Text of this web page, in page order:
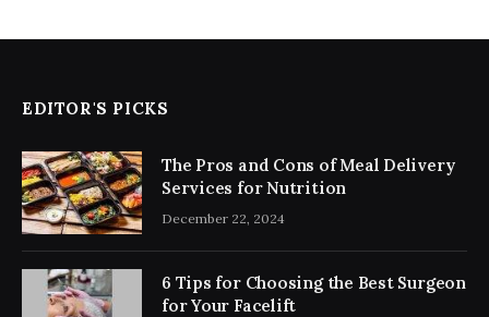
EDITOR'S PICKS
The Pros and Cons of Meal Delivery
Services for Nutrition
December 22, 2024
6 Tips for Choosing the Best Surgeon
for Your Facelift